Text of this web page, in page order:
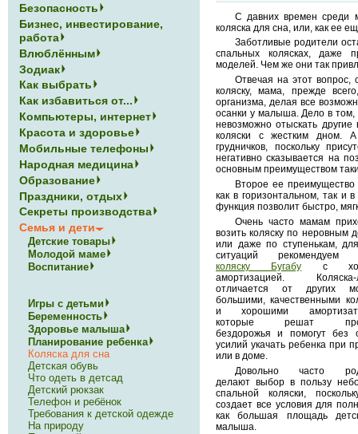
С давних времен среди
коляска для сна, или, как ее
Заботливые родители
спальных колясках, даже
моделей. Чем же они так
Отвечая на этот вопрос,
коляску, мама, прежде
организма, делая все
осанки у малыша. Дело в том,
невозможно отыскать
коляски с жестким дном.
грудничков, поскольку
негативно сказывается на
основным преимуществом
Второе ее преимущество
как в горизонтальном, так и
функция позволит быстро,
Очень часто мамам
возить коляску по неровным
или даже по ступенькам,
ситуаций
коляску Бугабу с
амортизацией. Коляска-
отличается от других
большими, качественными
и хорошими
которые решат
бездорожья и помогут без
усилий укачать ребенка при
или в доме.
Довольно часто
делают выбор в пользу
спальной коляски,
создает все условия для
как большая площадь
малыша.
Безопасность
Бизнес, инвестирование,
работа
Влюблённым
Зодиак
Как выбрать
Как избавиться от...
Компьютеры, интернет
Красота и здоровье
Мобильные телефоны
Народная медицина
Образование
Праздники, отдых
Секреты производства
Семья и дети
Детские товары
Молодой маме
Воспитание
Игры с детьми
Беременность
Здоровье малыша
Планирование ребенка
Коляска для сна
Детская обувь
Что одеть в детсад
Детский рюкзак
Телефон и ребёнок
Требования к детской одежде
На природу